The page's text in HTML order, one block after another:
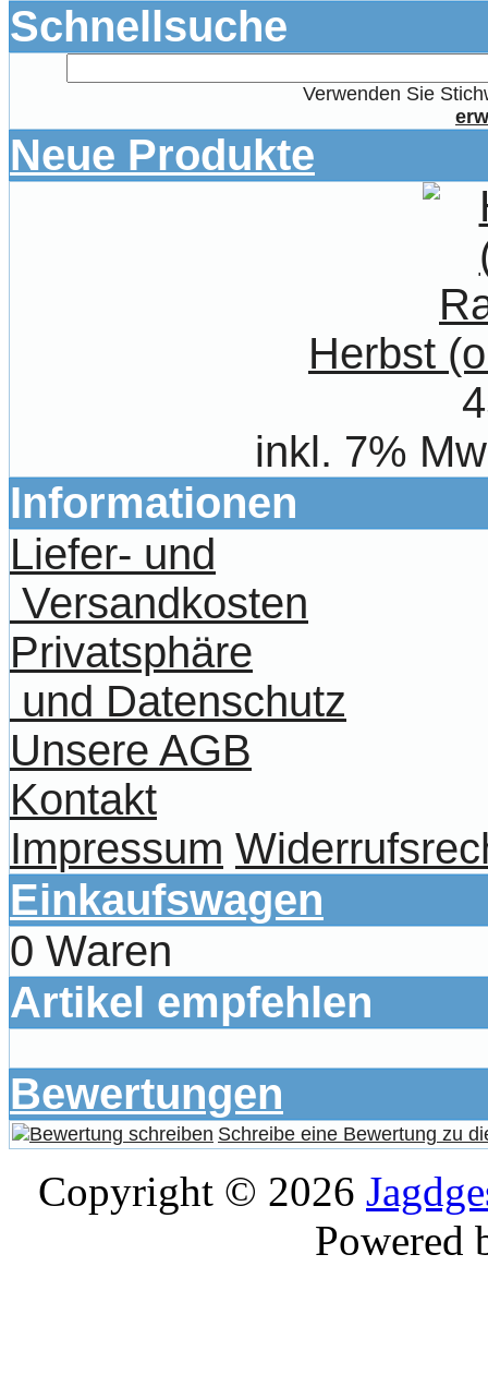
Schnellsuche
Verwenden Sie
Neue Produkte
Herbst
inkl. 7%
Informationen
Liefer- und
Versandkosten
Privatsphäre
und Datenschutz
Unsere AGB
Kontakt
Impressum
Einkaufswagen
0 Waren
Artikel empfehlen
Bewertungen
Schreibe eine Bewertung zu
Copyright © 2026
Powered